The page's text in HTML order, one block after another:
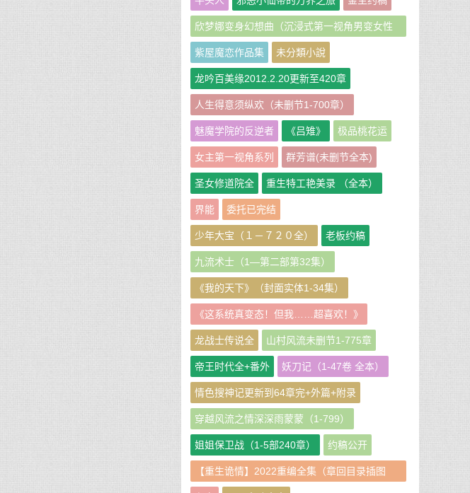
欣梦娜变身幻想曲（沉浸式第一视角男变女性
转短篇小说集）
紫屋魔恋作品集 未分類小說
龙吟百美缘2012.2.20更新至420章
人生得意须纵欢（未删节1-700章）
魅魔学院的反逆者 《吕雉》 极品桃花运
女主第一视角系列 群芳谱(未删节全本)
圣女修道院全 重生特工艳美录 （全本）
界能 委托已完结
少年大宝（１－７２０全） 老板约稿
九流术士（1—第二部第32集）
《我的天下》（封面实体1-34集）
《这系统真变态！但我……超喜欢！》
龙战士传说全 山村风流未删节1-775章
帝王时代全+番外 妖刀记（1-47卷 全本）
情色搜神记更新到64章完+外篇+附录
穿越风流之情深深雨蒙蒙（1-799）
姐姐保卫战（1-5部240章） 约稿公开
【重生诡情】2022重编全集（章回目录插图